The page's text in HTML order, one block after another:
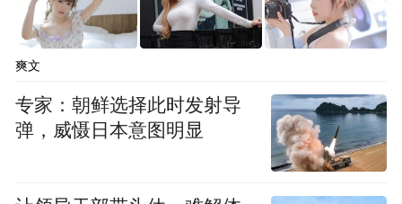
爽文
专家：朝鲜选择此时发射导
弹，威慑日本意图明显